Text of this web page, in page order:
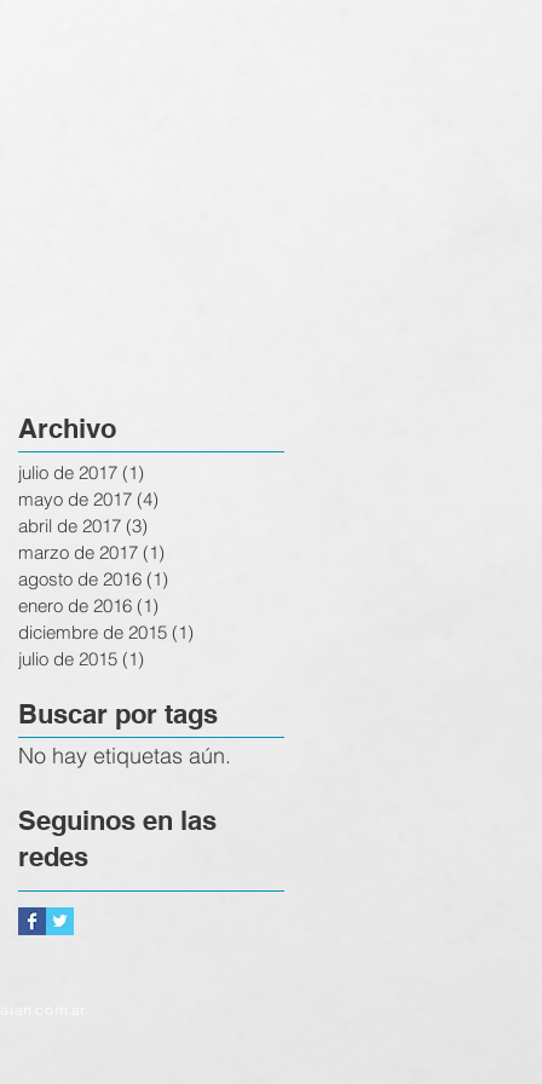
Archivo
julio de 2017 (1)
mayo de 2017 (4)
abril de 2017 (3)
marzo de 2017 (1)
agosto de 2016 (1)
enero de 2016 (1)
diciembre de 2015 (1)
julio de 2015 (1)
Buscar por tags
No hay etiquetas aún.
Seguinos en las
redes